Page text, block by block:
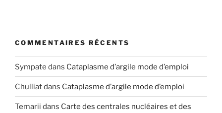
COMMENTAIRES RÉCENTS
Sympate dans Cataplasme d’argile mode d’emploi
Chulliatdans Cataplasme d’argile mode d’emploi
Temarii dans Carte des centrales nucléaires et des